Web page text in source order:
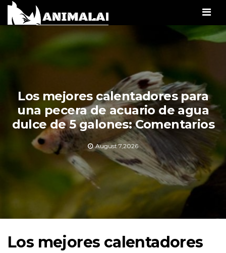
Los mejores calentadores para
una pecera de acuario de agua
dulce de 5 galones: Comentarios
August 7,2026
Los mejores calentadores